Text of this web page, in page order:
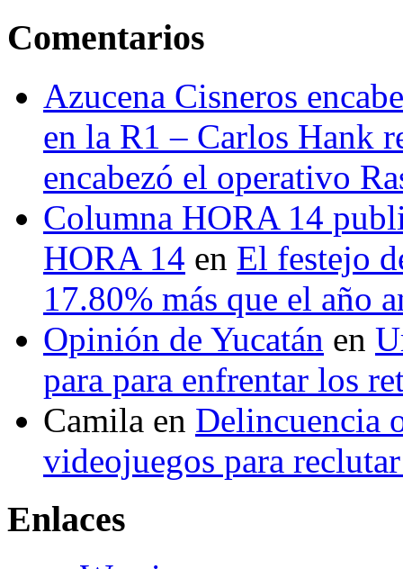
Comentarios
Azucena Cisneros
en la R1 – Carlos Hank
encabezó el operativo
Columna HORA 14
HORA 14 en El festejo
17.80% más que el año
Opinión de Yucatán en
para para enfrentar los
Camila en Delincuencia
videojuegos para
Enlaces